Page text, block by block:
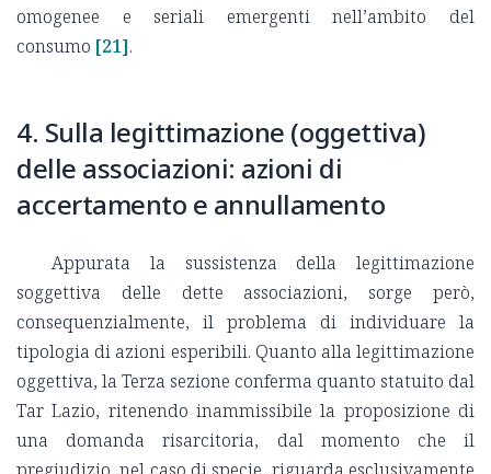
omogenee e seriali emergenti nell’ambito del
consumo [21].
4. Sulla legittimazione (oggettiva)
delle associazioni: azioni di
accertamento e annullamento
Appurata la sussistenza della legittimazione
soggettiva delle dette associazioni, sorge però,
consequenzialmente, il problema di individuare la
tipologia di azioni esperibili. Quanto alla legittimazione
oggettiva, la Terza sezione conferma quanto statuito dal
Tar Lazio, ritenendo inammissibile la proposizione di
una domanda risarcitoria, dal momento che il